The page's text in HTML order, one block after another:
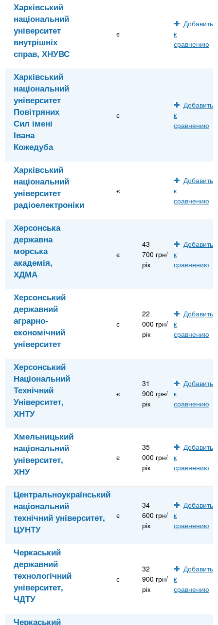
Харківський
національний
університет
внутрішніх
справ, ХНУВС
є
Добавить
к
сравнению
Харківський
національний
університет
Повітряних
Сил імені
Івана
Кожедуба
є
Добавить
к
сравнению
Харківський
національний
університет
радіоелектроніки
є
Добавить
к
сравнению
Херсонська
державна
морська
академія,
ХДМА
є
43
700 грн/
рік
Добавить
к
сравнению
Херсонський
державний
аграрно-
економічний
університет
є
22
000 грн/
рік
Добавить
к
сравнению
Херсонський
Національний
Технічний
Університет,
ХНТУ
є
31
900 грн/
рік
Добавить
к
сравнению
Хмельницький
національний
університет,
ХНУ
є
35
000 грн/
рік
Добавить
к
сравнению
Центральноукраїнський
національний
технічний університет,
ЦУНТУ
є
34
600 грн/
рік
Добавить
к
сравнению
Черкаський
державний
технологічний
університет,
ЧДТУ
є
32
900 грн/
рік
Добавить
к
сравнению
Черкаський